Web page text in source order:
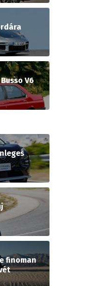
V6
finoman